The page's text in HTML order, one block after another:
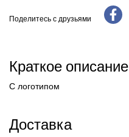
Поделитесь с друзьями
Краткое описание
С логотипом
Доставка